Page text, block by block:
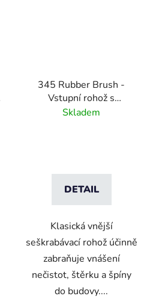
345 Rubber Brush -
Vstupní rohož s
gumovými štětinami
Skladem
DETAIL
Klasická vnější
seškrabávací rohož účinně
zabraňuje vnášení
nečistot, štěrku a špíny
do budovy....